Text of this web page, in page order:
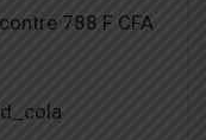
788 F CFA